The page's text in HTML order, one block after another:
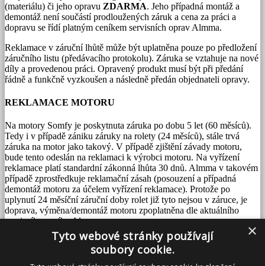
(materiálu) či jeho opravu ZDARMA. Jeho případná montáž a
demontáž není součástí prodloužených záruk a cena za práci a
dopravu se řídí platným ceníkem servisních oprav Almma.
Reklamace v záruční lhůtě může být uplatněna pouze po předložení
záručního listu (předávacího protokolu). Záruka se vztahuje na nové
díly a provedenou práci. Opravený produkt musí být při předání
řádně a funkčně vyzkoušen a následně předán objednateli opravy.
REKLAMACE MOTORU
Na motory Somfy je poskytnuta záruka po dobu 5 let (60 měsíců).
Tedy i v případě zániku záruky na rolety (24 měsíců), stále trvá
záruka na motor jako takový. V případě zjištění závady motoru,
bude tento odeslán na reklamaci k výrobci motoru. Na vyřízení
reklamace platí standardní zákonná lhůta 30 dnů. Almma v takovém
případě zprostředkuje reklamační zásah (posouzení a případná
demontáž motoru za účelem vyřízení reklamace). Protože po
uplynutí 24 měsíční záruční doby rolet již tyto nejsou v záruce, je
doprava, výměna/demontáž motoru zpoplatněna dle aktuálního
servisního ceníku Almma.
Servisní zásah pak může probíhat následně:
×
Tyto webové stránky používají
soubory cookie.